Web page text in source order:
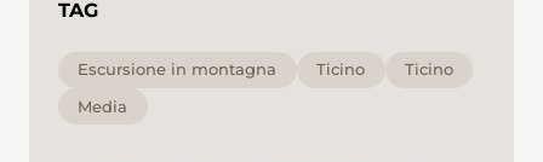
TAG
Escursione in montagna Ticino
Ticino
Media